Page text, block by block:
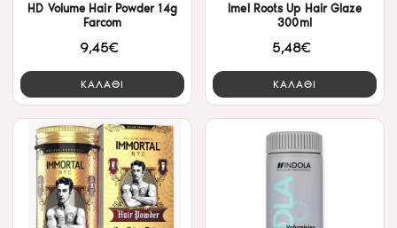
HD Volume Hair Powder 14g
Farcom
9,45€
ΚΑΛΑΘΙ
Imel Roots Up Hair Glaze
300ml
5,48€
ΚΑΛΑΘΙ